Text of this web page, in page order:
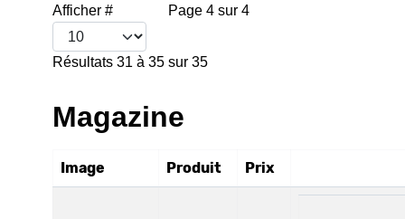
Afficher # Page 4 sur 4
Résultats 31 à 35 sur 35
Magazine
Image Produit Prix